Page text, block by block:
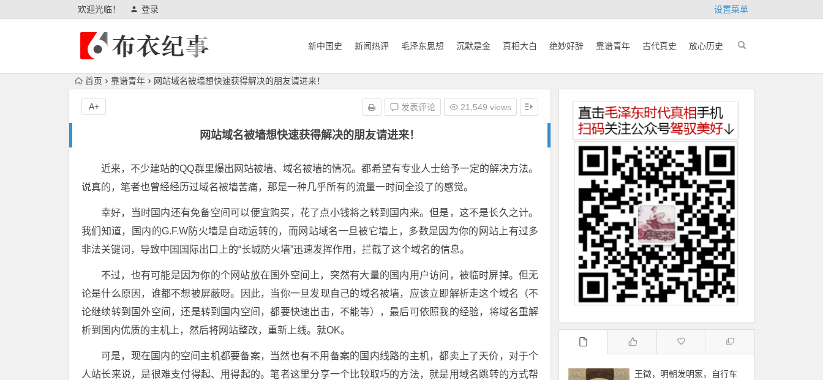
欢迎光临！ 登录 设置菜单
新中国史 新闻热评 毛泽东思想 沉默是金 真相大白 绝妙好辞 靠谱青年 古代真史 放心历史
首页 靠谱青年 网站域名被墙想快速获得解决的朋友请进来！
网站域名被墙想快速获得解决的朋友请进来！
发表评论 21,549 views
A+
近来，不少建站的QQ群里爆出网站被墙、域名被墙的情况。都希望有专业人士给予一定的解决方法。
说真的，笔者也曾经经历过域名被墙苦痛，那是一种几乎所有的流量一时间全没了的感觉。
幸好，当时国内还有免备空间可以便宜购买，花了点小钱将之转到国内来。但是，这不是长久之计。
我们知道，国内的G.F.W防火墙是自动运转的，而网站域名一旦被它墙上，多数是因为你的网站上有过多
非法关键词，导致中国国际出口上的“长城防火墙”迅速发挥作用，拦截了这个域名的信息。
不过，也有可能是因为你的个网站放在国外空间上，突然有大量的国内用户访问，被临时屏掉。但无
论是什么原因，谁都不想被屏蔽呀。因此，当你一旦发现自己的域名被墙，应该立即解析走这个域名（不
论继续转到国外空间，还是转到国内空间，都要快速出击，不能等），最后可依照我的经验，将域名重解
析到国内优质的主机上，然后将网站整改，重新上线。就OK。
可是，现在国内的空间主机都要备案，当然也有不用备案的国内线路的主机，都卖上了天价，对于个
人站长来说，是很难支付得起、用得起的。笔者这里分享一个比较取巧的方法，就是用域名跳转的方式帮
王徵，明朝发明家，自行车